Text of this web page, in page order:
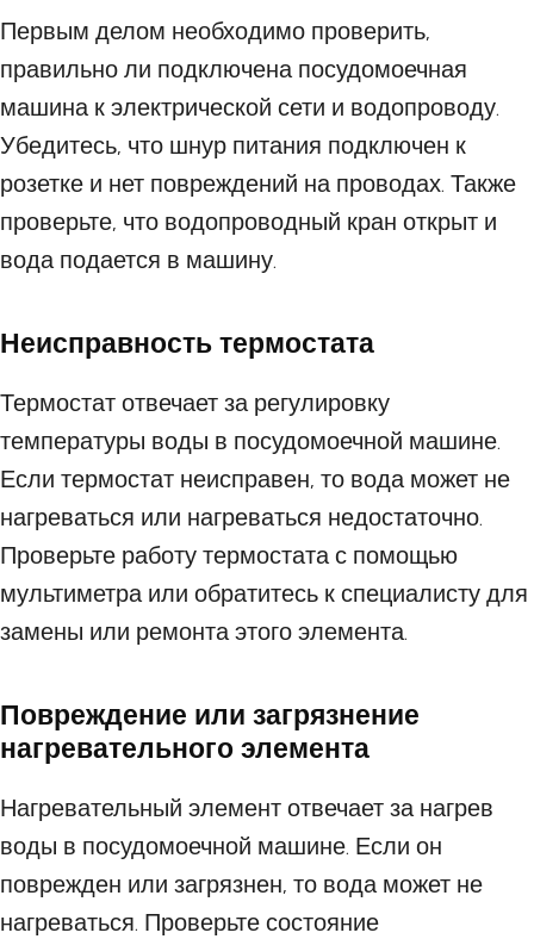
Первым делом необходимо проверить,
правильно ли подключена посудомоечная
машина к электрической сети и водопроводу.
Убедитесь, что шнур питания подключен к
розетке и нет повреждений на проводах. Также
проверьте, что водопроводный кран открыт и
вода подается в машину.
Неисправность термостата
Термостат отвечает за регулировку
температуры воды в посудомоечной машине.
Если термостат неисправен, то вода может не
нагреваться или нагреваться недостаточно.
Проверьте работу термостата с помощью
мультиметра или обратитесь к специалисту для
замены или ремонта этого элемента.
Повреждение или загрязнение
нагревательного элемента
Нагревательный элемент отвечает за нагрев
воды в посудомоечной машине. Если он
поврежден или загрязнен, то вода может не
нагреваться. Проверьте состояние